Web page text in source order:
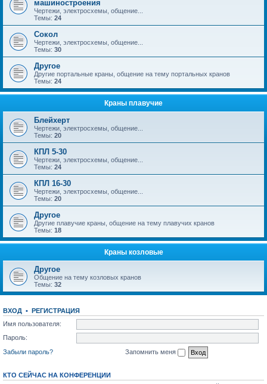
машиностроения
Чертежи, электросхемы, общение...
Темы: 24
Сокол
Чертежи, электросхемы, общение...
Темы: 30
Другое
Другие портальные краны, общение на тему портальных кранов
Темы: 24
Краны плавучие
Блейхерт
Чертежи, электросхемы, общение...
Темы: 20
КПЛ 5-30
Чертежи, электросхемы, общение...
Темы: 24
КПЛ 16-30
Чертежи, электросхемы, общение...
Темы: 20
Другое
Другие плавучие краны, общение на тему плавучих кранов
Темы: 18
Краны козловые
Другое
Общение на тему козловых кранов
Темы: 32
ВХОД • РЕГИСТРАЦИЯ
Имя пользователя:
Пароль:
Забыли пароль?
Запомнить меня
КТО СЕЙЧАС НА КОНФЕРЕНЦИИ